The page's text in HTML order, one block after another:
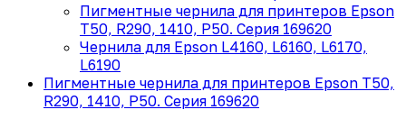
Пигментные чернила для принтеров Epson
T50, R290, 1410, P50. Cерия 169620
Чернила для Epson L4160, L6160, L6170,
L6190
Пигментные чернила для принтеров Epson T50,
R290, 1410, P50. Cерия 169620